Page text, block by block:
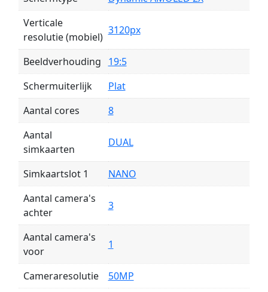
Verticale
resolutie (mobiel)
3120px
Beeldverhouding
19:5
Schermuiterlijk
Plat
Aantal cores
8
Aantal
simkaarten
DUAL
Simkaartslot 1
NANO
Aantal camera's
achter
3
Aantal camera's
voor
1
Cameraresolutie 50MP